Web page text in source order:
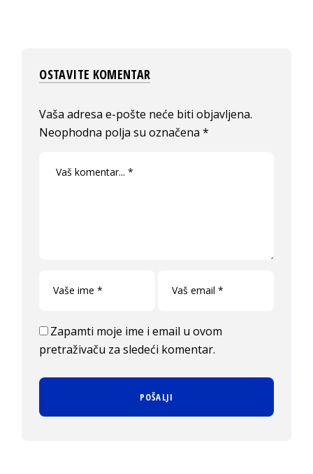
OSTAVITE KOMENTAR
Vaša adresa e-pošte neće biti objavljena.
Neophodna polja su označena*
Zapamti moje ime i email u ovom
pretraživaču za sledeći komentar.